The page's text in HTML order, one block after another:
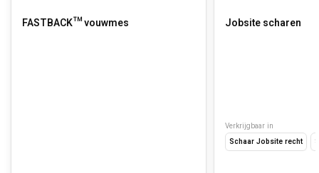
FASTBACK™ vouwmes Jobsite scharen
Verkrijgbaar in
Schaar Jobsite recht